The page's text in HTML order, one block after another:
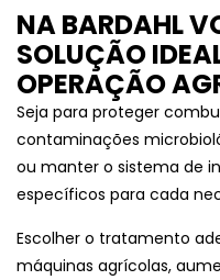
NA BARDAHL
SOLUÇÃO
OPERAÇÃO
Seja para proteger
contaminações
ou manter o sistema de
específicos para cada
Escolher o tratamento
máquinas agrícolas,